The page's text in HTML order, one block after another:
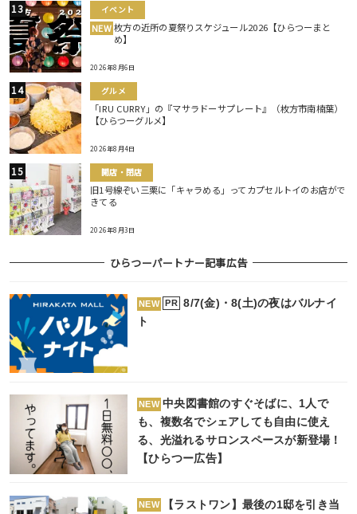
イベント
NEW 枚方の近所の夏祭りスケジュール2026【ひらつーまと
め】
2026年8月6日
グルメ
「IRU CURRY」の『マサラドーサプレート』（枚方市南楠葉）
【ひらつーグルメ】
2026年8月4日
開店・閉店
旧1号線ぞい三栗に「キャラめる」ってカプセルトイのお店がで
きてる
2026年8月3日
ひらつーパートナー記事広告
NEW PR
8/7(金)・8(土)の夜はバルナイ
ト
NEW 中央図書館のすぐそばに、1人で
も、複数名でシェアしても自由に使え
る、光溢れるサロンスペースが新登場！
【ひらつー広告】
NEW 【ラストワン】最後の1邸を引き当